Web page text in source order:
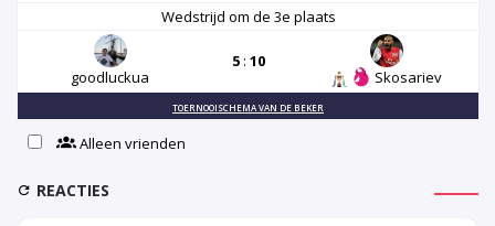
Wedstrijd om de 3e plaats
goodluckua
5: 10
Skosariev
TOERNOOISCHEMA VAN DE BEKER
Alleen vrienden
REACTIES